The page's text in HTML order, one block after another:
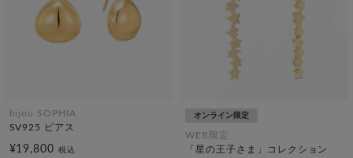
bijou SOPHIA
SV925 ピアス
¥19,800税込
オンライン限定
WEB限定
「星の王子さま」コレクション